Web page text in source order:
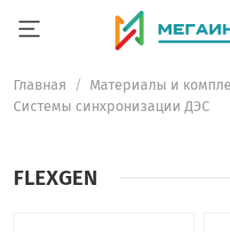
Главная
Материалы и
Системы синхронизации ДЭС
FLEXGEN